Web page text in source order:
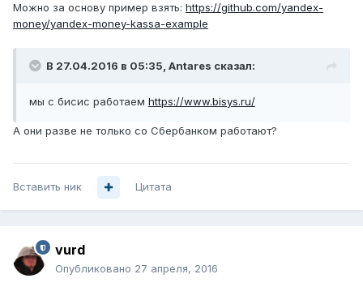
Можно за основу пример взять: https://github.com/yandex-
money/yandex-money-kassa-example
В 27.04.2016 в 05:35, Antares сказал:
мы с бисис работаем https://www.bisys.ru/
А они разве не только со Сбербанком работают?
Вставить ник Цитата
vurd
Опубликовано 27 апреля, 2016